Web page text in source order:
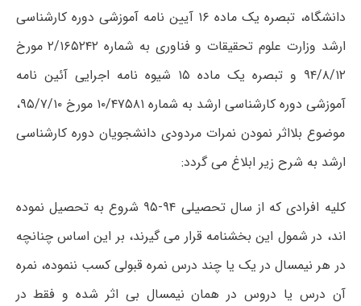
دانشگاه، تبصره یک ماده ۱۶ آیین نامه آموزشی دوره کارشناسی
ارشد وزارت علوم تحقیقات و فناوری به شماره ۲/۱۶۵۲۴۲ مورخ
۹۴/۸/۱۲ و تبصره یک ماده ۱۵ شیوه نامه اجرایی آئین نامه
آموزشی دوره کارشناسی ارشد به شماره ۱۰/۴۷۵۸۱ مورخ ۹۵/۷/۱۰،
موضوع بلااثر نمودن نمرات مردودی دانشجویان دوره کارشناسی
ارشد به شرح زیر ابلاغ می گردد:
کلیه افرادی که از سال تحصیلی ۹۴-۹۵ شروع به تحصیل نموده
اند، در شمول این بخشنامه قرار می گیرند، بر این اساس چنانچه
در هر نیمسال در یک یا چند درس نمره قبولی کسب ننموده، نمره
آن درس یا دروس در همان نیمسال بی اثر شده و فقط در